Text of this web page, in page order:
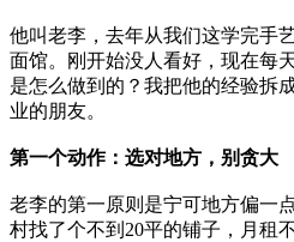
他叫老李，去年从我们这学完手
面馆。刚开始没人看好，现在每
是怎么做到的？我把他的经验拆
业的朋友。
第一个动作：选对地方，别贪大
老李的第一原则是宁可地方偏一
村找了个不到20平的铺子，月租